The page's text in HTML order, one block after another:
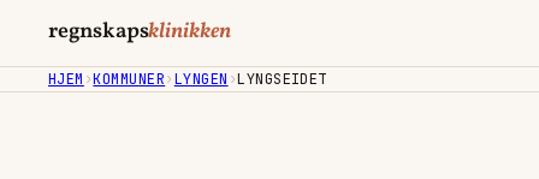
regnskapsklinikken
HJEM ›KOMMUNER›LYNGEN ›LYNGSEIDET